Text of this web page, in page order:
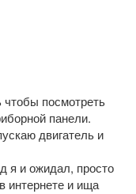
чтобы посмотреть
панели.
двигатель и
я и ожидал, просто
интернете и ища